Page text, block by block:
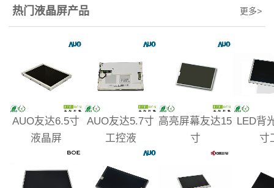
更多>
热门液晶屏产品
AUO友达6.5寸
液晶屏
AUO友达5.7寸
工控液
高亮屏幕友达15
寸
LED背
寸